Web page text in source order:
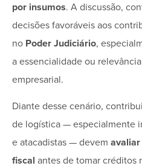
por insumos. A discussão,
decisões favoráveis aos
no Poder Judiciário,
a essencialidade ou
empresarial.
Diante desse cenário,
de logística — especialmente
e atacadistas — devem
fiscal antes de tomar créditos